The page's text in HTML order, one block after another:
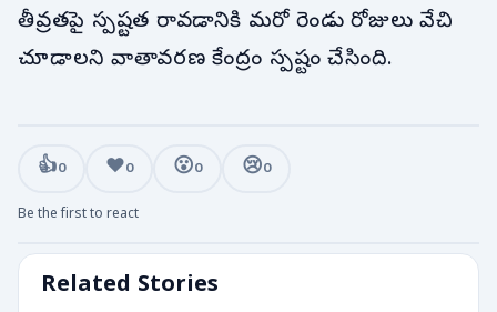
తీవ్రతపై స్పష్టత రావడానికి మరో రెండు రోజులు వేచి
చూడాలని వాతావరణ కేంద్రం స్పష్టం చేసింది.
Related Stories
👍0 ❤️0 😮0 😢0
Be the first to react